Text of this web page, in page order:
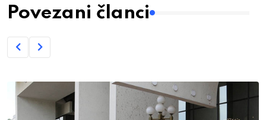
Povezani članci